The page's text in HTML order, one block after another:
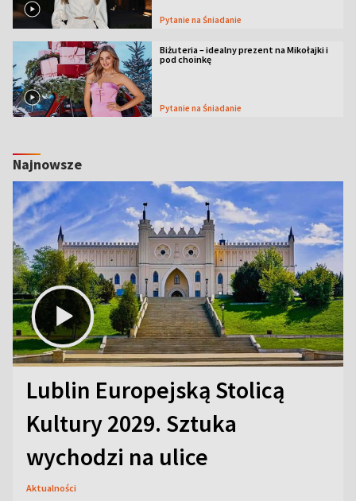
Pytanie na Śniadanie
Biżuteria – idealny prezent na Mikołajki i
pod choinkę
Pytanie na Śniadanie
Najnowsze
Lublin Europejską Stolicą
Kultury 2029. Sztuka
wychodzi na ulice
Aktualności